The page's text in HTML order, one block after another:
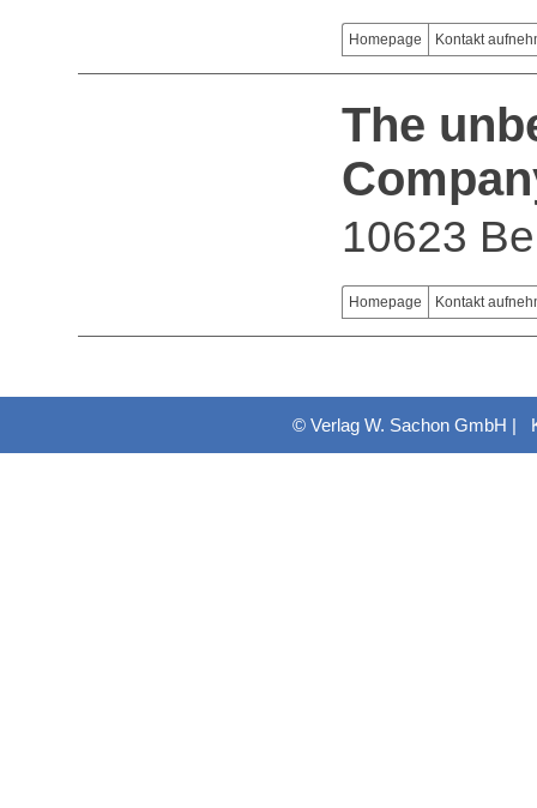
Homepage Kontakt
The
10623
Homepage Kontakt
© Verlag W. Sachon GmbH |